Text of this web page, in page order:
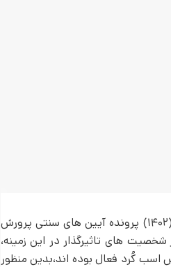
پس از سال ها پیگیری فعالان حوزه پرورش اسب کُرد در استان، دی ماه امسال (۱۴۰۲) پرونده آیین های سنتی پرورش
های تاثیرگذار در این زمینه،
کُرد فعال بوده اند،بدین منظور